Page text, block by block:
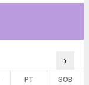
›
PT SOB